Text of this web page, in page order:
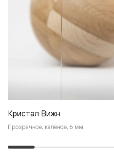
Кристал Вижн
Прозрачное, калёное, 6 мм